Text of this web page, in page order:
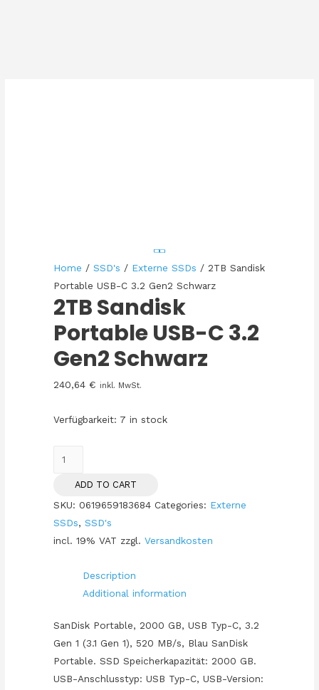
Home /SSD's / Externe SSDs / 2TB Sandisk
Portable USB-C 3.2 Gen2 Schwarz
2TB Sandisk
Portable USB-C 3.2
Gen2 Schwarz
240,64€ inkl. MwSt.
Verfügbarkeit: 7 in stock
Portable
USB-
C
3.2
Schwarz
quantity
ADD TO CART
SKU:0619659183684 Categories: Externe
SSDs,SSD's
incl. 19% VAT zzgl.Versandkosten
Description
Additional information
SanDisk Portable, 2000 GB, USB Typ-C, 3.2
Gen 1 (3.1 Gen 1), 520 MB/s, Blau SanDisk
Portable. SSD Speicherkapazität: 2000 GB.
USB-Anschlusstyp: USB Typ-C, USB-Version: